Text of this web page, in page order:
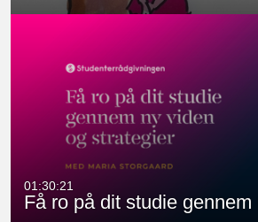
01:30:21
Få ro på dit studie